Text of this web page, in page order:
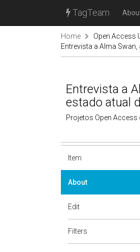
TagTeam
Home
Open Access
Entrevista a Alma
Entrevista a
estado atual
Projetos Open Access
Item
About
Edit
Filters